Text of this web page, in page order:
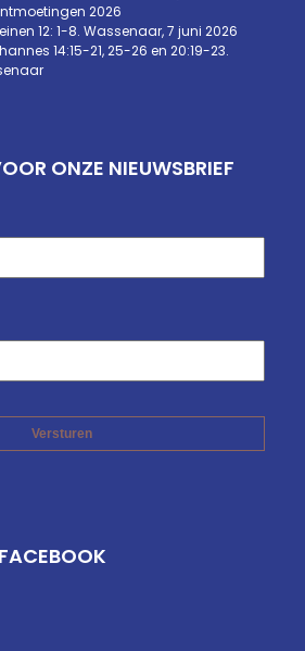
2026
12: 1-8. Wassenaar, 7 juni 2026
14:15-21, 25-26 en 20:19-23.
ONZE NIEUWSBRIEF